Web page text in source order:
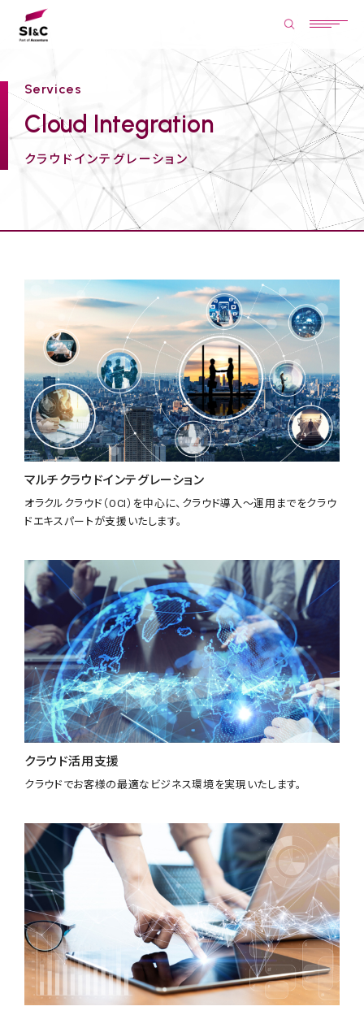
Services
Cloud Integration
クラウドインテグレーション
マルチクラウドインテグレーション
オラクルクラウド（OCI）を中心に、クラウド導入〜運用までをクラウ
ドエキスパートが支援いたします。
クラウド活用支援
クラウドでお客様の最適なビジネス環境を実現いたします。